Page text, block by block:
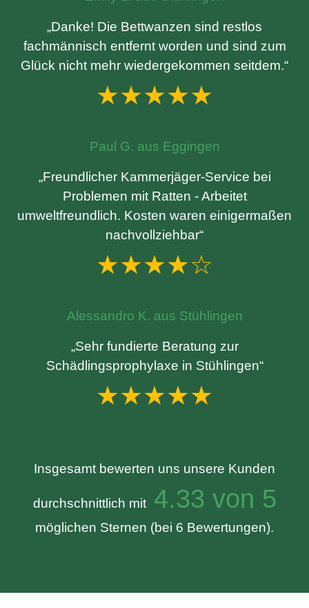
„Danke! Die Bettwanzen sind restlos
fachmännisch entfernt worden und sind zum
Glück nicht mehr wiedergekommen seitdem.“
★★★★★
Paul G. aus Eggingen
„Freundlicher Kammerjäger-Service bei
Problemen mit Ratten - Arbeitet
umweltfreundlich. Kosten waren einigermaßen
nachvollziehbar“
★★★★☆
Alessandro K. aus Stühlingen
„Sehr fundierte Beratung zur
Schädlingsprophylaxe in Stühlingen“
★★★★★
Insgesamt bewerten uns unsere Kunden
durchschnittlich mit4.33 von 5
möglichen Sternen (bei 6 Bewertungen).